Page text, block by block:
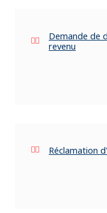
Demande de
revenu
Réclamation